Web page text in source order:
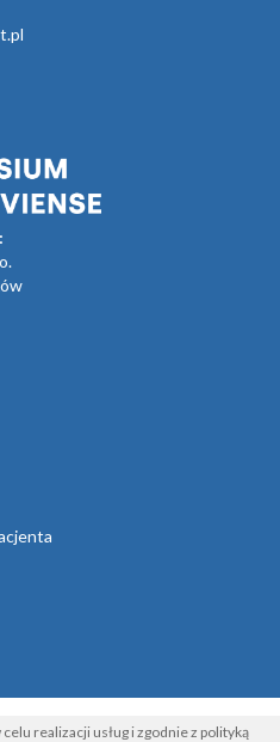
realizacji usług i zgodnie z polityką